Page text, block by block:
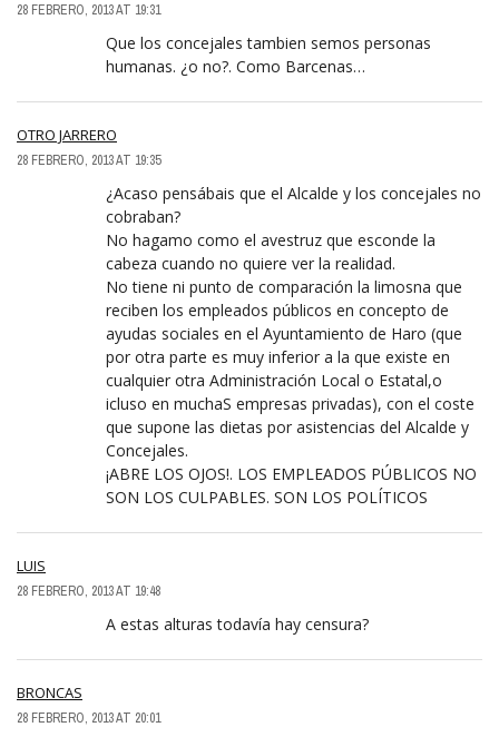
28 FEBRERO, 2013 AT 19:31
Que los concejales tambien semos personas
humanas. ¿o no?. Como Barcenas…
OTRO JARRERO
28 FEBRERO, 2013 AT 19:35
¿Acaso pensábais que el Alcalde y los concejales no
cobraban?
No hagamo como el avestruz que esconde la
cabeza cuando no quiere ver la realidad.
No tiene ni punto de comparación la limosna que
reciben los empleados públicos en concepto de
ayudas sociales en el Ayuntamiento de Haro (que
por otra parte es muy inferior a la que existe en
cualquier otra Administración Local o Estatal,o
icluso en muchaS empresas privadas), con el coste
que supone las dietas por asistencias del Alcalde y
Concejales.
¡ABRE LOS OJOS!. LOS EMPLEADOS PÚBLICOS NO
SON LOS CULPABLES. SON LOS POLÍTICOS
LUIS
28 FEBRERO, 2013 AT 19:48
A estas alturas todavía hay censura?
BRONCAS
28 FEBRERO, 2013 AT 20:01